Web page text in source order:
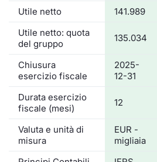
Utile netto
141.989
Utile netto: quota
del gruppo
135.034
Chiusura
esercizio fiscale
2025-
12-31
Durata esercizio
fiscale (mesi)
12
Valuta e unità di
misura
EUR -
migliaia